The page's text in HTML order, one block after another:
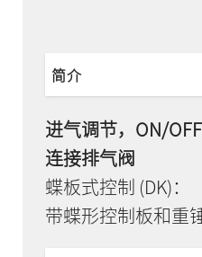
简介
进气调节，ON/
连接排气阀
蝶板式控制 (DK)：
带蝶形控制板和重